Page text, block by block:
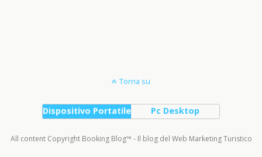
Torna su
Dispositivo Portatile Pc Desktop
All content Copyright Booking Blog™ - Il blog del Web Marketing Turistico